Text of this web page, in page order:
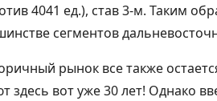
4041 ед.), став 3-м. Таким
сегментов
рынок все также
здесь вот уже 30 лет! Однако